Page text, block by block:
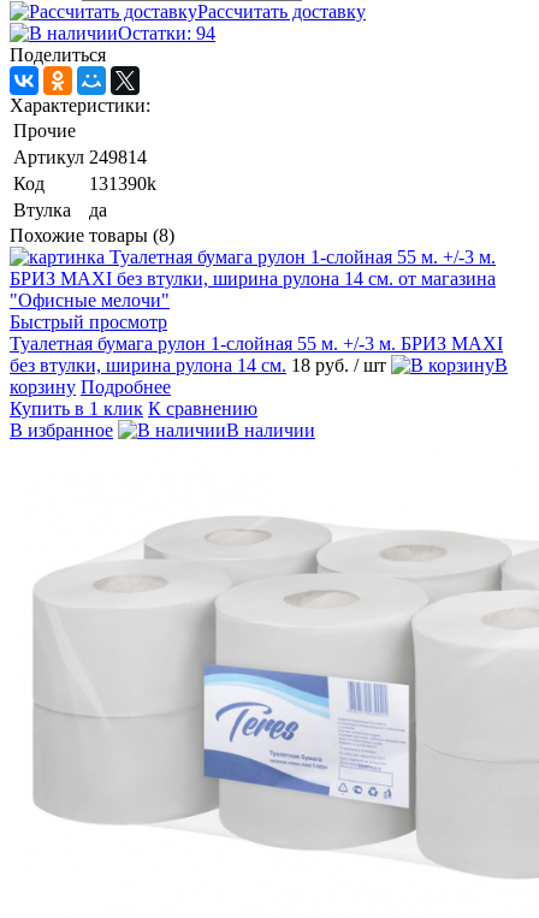
Рассчитать доставку
Остатки: 94
Поделиться
Характеристики:
Прочие
Артикул 249814
Код
131390k
Втулка
да
Похожие товары (8)
Быстрый просмотр
Туалетная бумага рулон 1-слойная 55 м. +/-3 м. БРИЗ MAXI
без втулки, ширина рулона 14 см. 18 руб. / шт
В
корзину Подробнее
Купить в 1 клик К сравнению
В избранное
В наличии